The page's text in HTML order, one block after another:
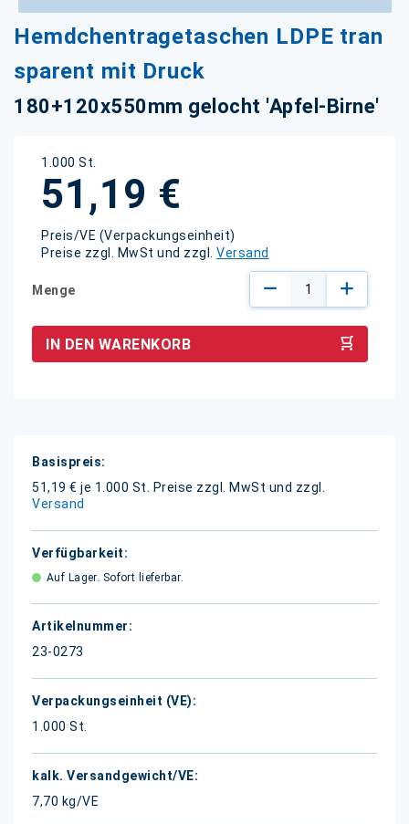
Hemdchentragetaschen LDPE tran
sparent mit Druck
180+120x550mm gelocht 'Apfel-Birne'
1.000 St.
51,19 €
Preis/VE (Verpackungseinheit)
Preise zzgl. MwSt und zzgl. Versand
Menge
IN DEN WARENKORB
Weitere
Informationen
51,19 € je 1.000 St.
Preise zzgl. MwSt und zzgl.
Versand
Auf Lager. Sofort lieferbar.
23-0273
1.000 St.
7,70 kg/VE
Anfang
Bildgalerie
springen